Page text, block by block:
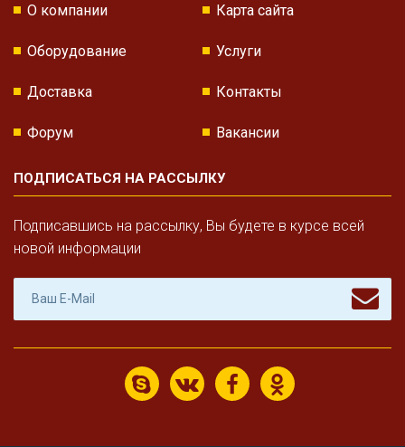
О компании Карта сайта
Оборудование Услуги
Доставка Контакты
Форум Вакансии
ПОДПИСАТЬСЯ НА РАССЫЛКУ
Подписавшись на рассылку, Вы будете в курсе всей
новой информации